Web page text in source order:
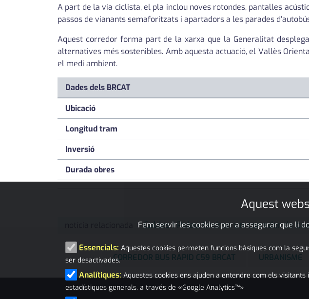
A part de la via ciclista, el pla inclou noves rotondes, pantalles
passos de vianants semaforitzats i apartadors a les parades
Aquest corredor forma part de la xarxa que la Generalitat
alternatives més sostenibles. Amb aquesta actuació, el Vallès
el medi ambient.
Dades dels BRCAT
Ubicació
Longitud tram
Inversió
Durada obres
Caldes i Palau tindran un corredor de
CORREDOR BUS RAPID C59 BRCAT URBANISME
Aquest
Fem servir les cookies per a assegurar que li
Essencials: Aquestes cookies permeten funcions bàsiques com la
ser desactivades.
Analítiques: Aquestes cookies ens ajuden a entendre com els
estadístiques generals, a través de «Google Analytics™»